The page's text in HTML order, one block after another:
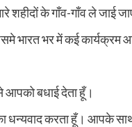
शहीदों के गाँव-गाँव ले जाई
भारत भर में कई कार्यक्रम
आपको बधाई देता हूँ।
करता हूँ। आपके साथ